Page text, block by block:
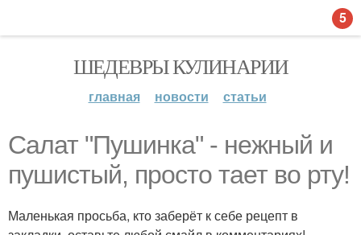
ШЕДЕВРЫ КУЛИНАРИИ
главная новости статьи
Салат "Пушинка" - нежный и
пушистый, просто тает во рту!
Маленькая просьба, кто заберёт к себе рецепт в
5